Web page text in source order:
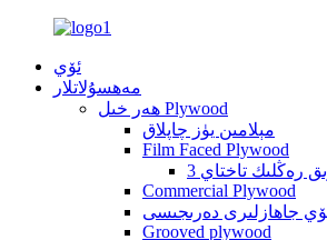
ئۆي
مەھسۇلاتلار
ھەر خىل Plywood
مېلامىن يۈز چاپلاق
Film Faced Plywood
رەڭلىك تاختاي
Commercial Plywood
جاھازلىرى دەرىجىسى
Grooved plywood